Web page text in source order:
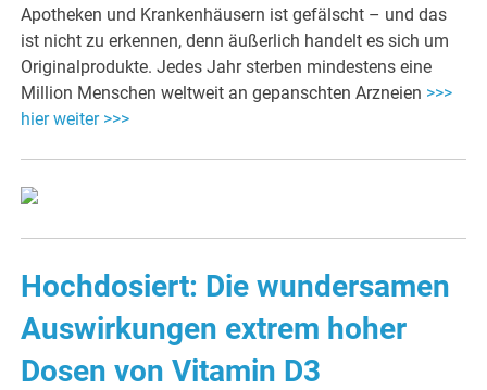
Apotheken und Krankenhäusern ist gefälscht – und das
ist nicht zu erkennen, denn äußerlich handelt es sich um
Originalprodukte. Jedes Jahr sterben mindestens eine
Million Menschen weltweit an gepanschten Arzneien >>>
hier weiter >>>
Hochdosiert: Die wundersamen
Auswirkungen extrem hoher
Dosen von Vitamin D3